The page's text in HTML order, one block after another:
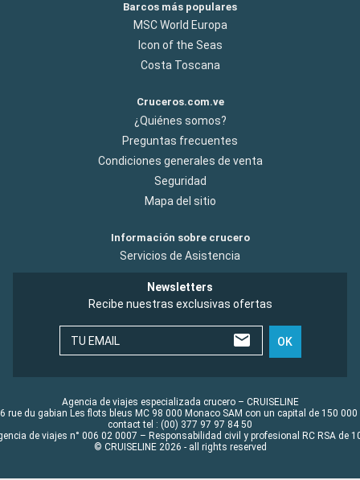
Barcos más populares
MSC World Europa
Icon of the Seas
Costa Toscana
Cruceros.com.ve
¿Quiénes somos?
Preguntas frecuentes
Condiciones generales de venta
Seguridad
Mapa del sitio
Información sobre crucero
Servicios de Asistencia
Newsletters
Recibe nuestras exclusivas ofertas
TU EMAIL OK
Agencia de viajes especializada crucero – CRUISELINE
rue du gabian Les flots bleus MC 98 000 Monaco SAM con un capital de 150 000
contact tel : (00) 377 97 97 84 50
de viajes n° 006 02 0007 – Responsabilidad civil y profesional RC RSA de
© CRUISELINE 2026 - all rights reserved